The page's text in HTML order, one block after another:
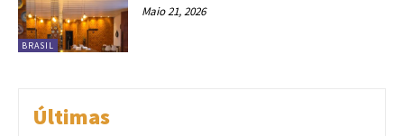
BRASIL
Maio 21, 2026
Últimas